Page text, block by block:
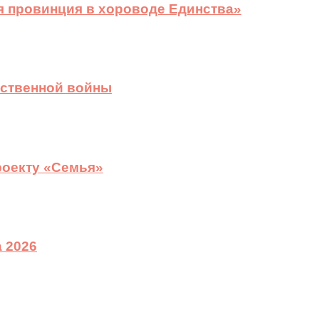
в хороводе Единства»
войны
«Семья»
2026